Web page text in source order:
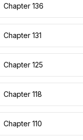
Chapter 136
Chapter 131
Chapter 125
Chapter 118
Chapter 110